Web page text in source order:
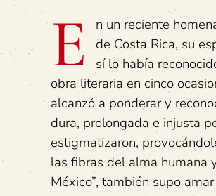
E
n un reciente
de Costa Rica, su
sí lo había
obra literaria en cinco
alcanzó a ponderar y
dura, prolongada e injusta
estigmatizaron,
las fibras del alma humana
México”, también supo